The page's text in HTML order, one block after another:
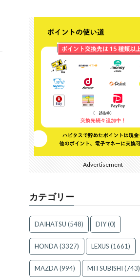
Advertisement
カテゴリー
DAIHATSU (548) DIY(0)
HONDA(3327) LEXUS (1661)
MAZDA(994) MITSUBISHI (743)